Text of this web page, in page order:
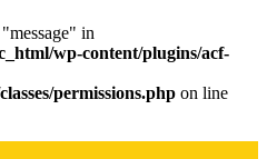
in
wp-content/plugins/acf-
permissions.php on line